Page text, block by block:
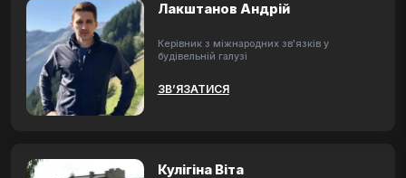
Лакштанов Андрій
Керівник з міжнародних зв'язків у
будівельній галузі
ЗВ’ЯЗАТИСЯ
Кулігіна Віта